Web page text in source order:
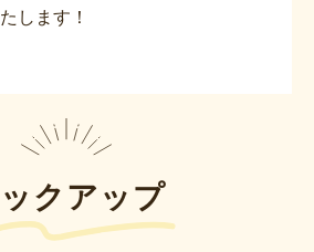
します！
クアップ